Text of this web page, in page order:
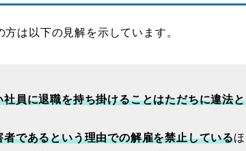
は以下の見解を示しています。
員に退職を持ち掛けることはただちに違法と
であるという理由での解雇を禁止しているほ